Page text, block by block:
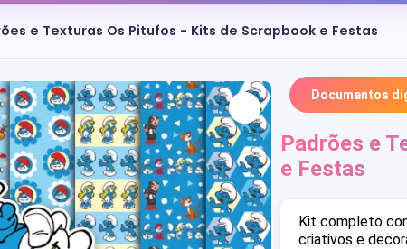
e Texturas Os Pitufos - Kits de Scrapbook e Festas
Documentos
Padrões e
e Festas
Kit completo
criativos e